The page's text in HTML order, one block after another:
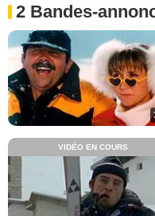
2 Bandes-
VIDÉO EN COURS